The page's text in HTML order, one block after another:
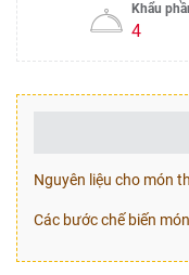
Khẩu
4
Nguyên liệu cho món
Các bước chế biến